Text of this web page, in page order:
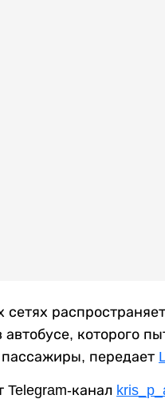
сетях
которого
передает
Telegram-канал